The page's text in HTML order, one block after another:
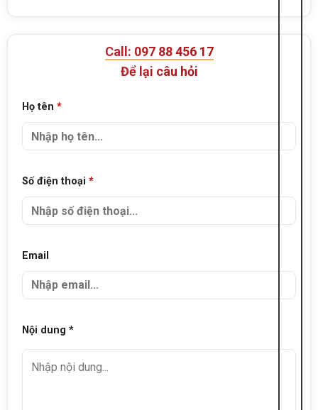
Call: 097 88 456 17
Để lại câu hỏi
Họ tên *
Số điện thoại *
Email
Nội dung *